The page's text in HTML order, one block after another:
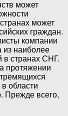
может
может
граждан.
компании
из наиболее
в странах СНГ.
протяжении
области
Прежде всего,